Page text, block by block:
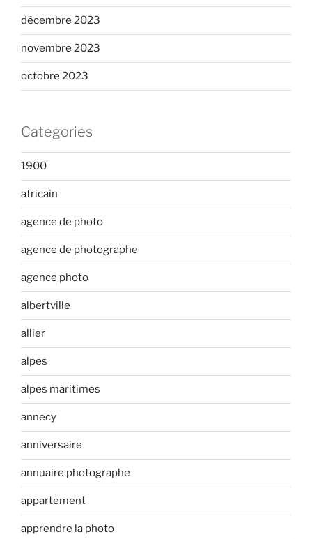
décembre 2023
novembre 2023
octobre 2023
Categories
1900
africain
agence de photo
agence de photographe
agence photo
albertville
allier
alpes
alpes maritimes
annecy
anniversaire
annuaire photographe
appartement
apprendre la photo